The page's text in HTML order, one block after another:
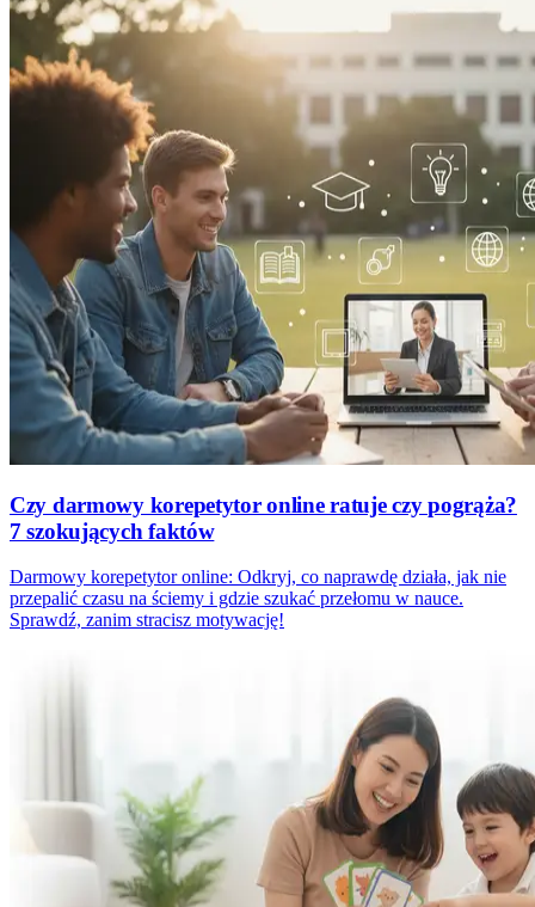
Czy darmowy korepetytor online ratuje czy pogrąża?
7 szokujących faktów
Darmowy korepetytor online: Odkryj, co naprawdę działa, jak nie
przepalić czasu na ściemy i gdzie szukać przełomu w nauce.
Sprawdź, zanim stracisz motywację!